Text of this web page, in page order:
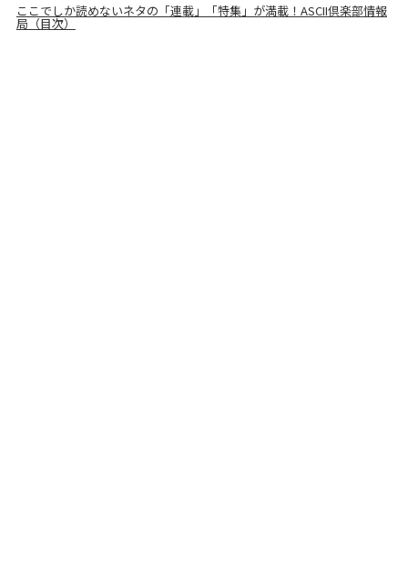
ここでしか読めないネタの「連載」「特集」が満載！ASCII倶楽部情報
局（目次）